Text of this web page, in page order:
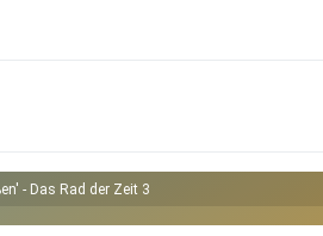
- Das Rad der Zeit 3